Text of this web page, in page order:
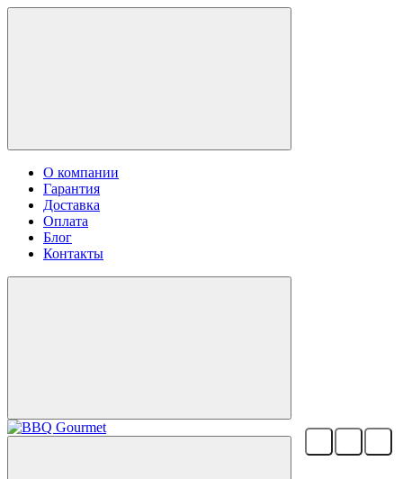
О компании
Гарантия
Доставка
Оплата
Блог
Контакты